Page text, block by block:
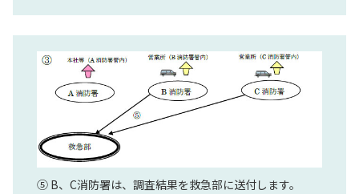
⑤ B、C消防署は、調査結果を救急部に送付します。